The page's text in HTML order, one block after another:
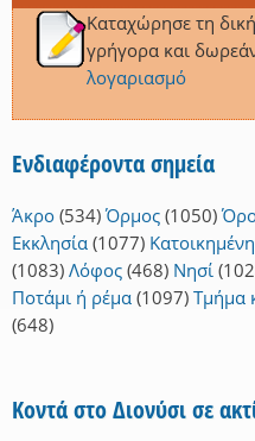
Καταχώρησε τη
γρήγορα και
λογαριασμό
Ενδιαφέροντα σημεία
Άκρο (534) Όρμος (1050)
Εκκλησία (1077)
(1083) Λόφος (468) Νησί
Ποτάμι ή ρέμα (1097) Τμήμα
(648)
Κοντά στο Διονύσι σε